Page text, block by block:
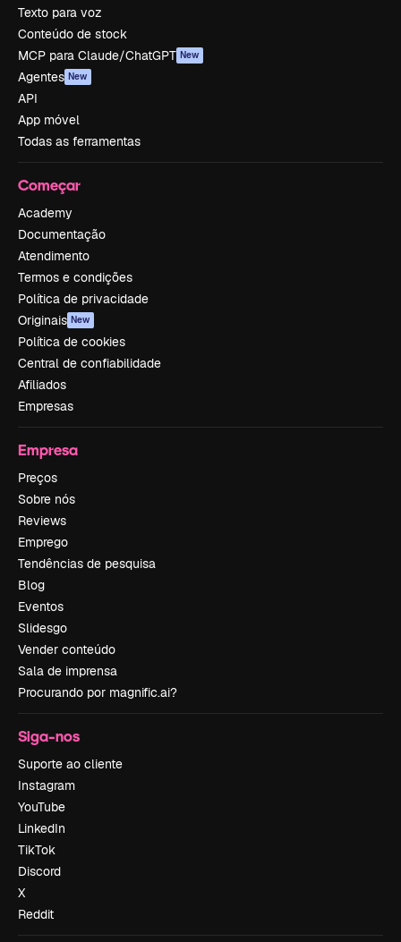
Texto para voz
Conteúdo de stock
MCP para Claude/ChatGPT New
Agentes New
API
App móvel
Todas as ferramentas
Começar
Academy
Documentação
Atendimento
Termos e condições
Política de privacidade
Originais New
Política de cookies
Central de confiabilidade
Afiliados
Empresas
Empresa
Preços
Sobre nós
Reviews
Emprego
Tendências de pesquisa
Blog
Eventos
Slidesgo
Vender conteúdo
Sala de imprensa
Procurando por magnific.ai?
Siga-nos
Suporte ao cliente
Instagram
YouTube
LinkedIn
TikTok
Discord
X
Reddit